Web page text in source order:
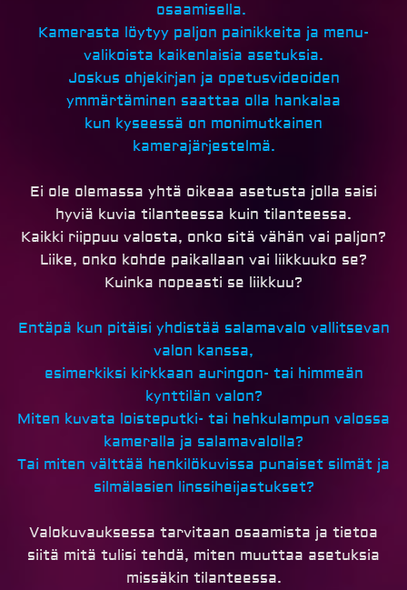
osaamisella.
Kamerasta löytyy paljon painikkeita ja menu-
valikoista kaikenlaisia asetuksia.
Joskus ohjekirjan ja opetusvideoiden
ymmärtäminen saattaa olla hankalaa
kun kyseessä on monimutkainen
kamerajärjestelmä.
Ei ole olemassa yhtä oikeaa asetusta jolla saisi
hyviä kuvia tilanteessa kuin tilanteessa.
Kaikki riippuu valosta, onko sitä vähän vai paljon?
Liike, onko kohde paikallaan vai liikkuuko se?
Kuinka nopeasti se liikkuu?
Entäpä kun pitäisi yhdistää salamavalo vallitsevan
valon kanssa,
esimerkiksi kirkkaan auringon- tai himmeän
kynttilän valon?
Miten kuvata loisteputki- tai hehkulampun valossa
kameralla ja salamavalolla?
Tai miten välttää henkilökuvissa punaiset silmät ja
silmälasien linssiheijastukset?
Valokuvauksessa tarvitaan osaamista ja tietoa
siitä mitä tulisi tehdä, miten muuttaa asetuksia
missäkin tilanteessa.